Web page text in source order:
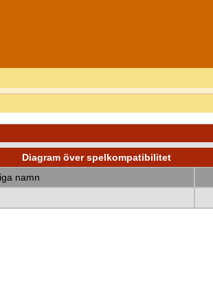
Diagram över spelkompatibilitet
namn